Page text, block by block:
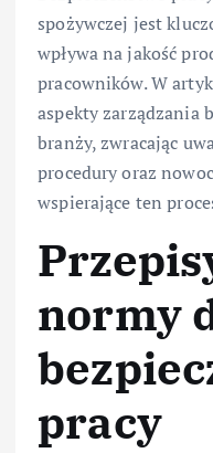
spożywczej jest
wpływa na jakość
pracowników. W
aspekty zarządzania
branży, zwracając
procedury oraz
wspierające ten
normy
pracy